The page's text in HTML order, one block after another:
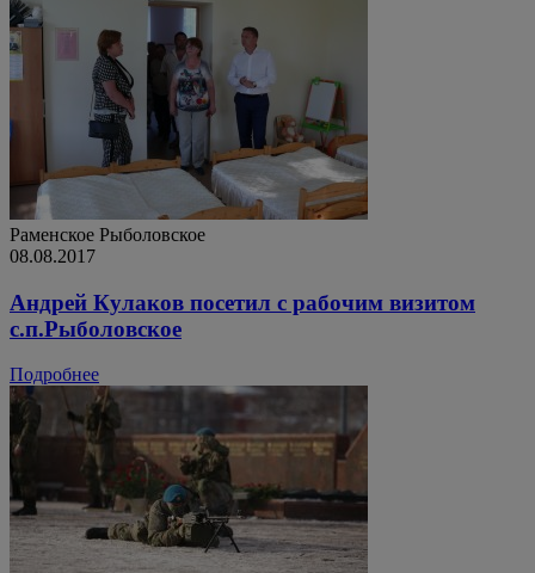
Раменское Рыболовское
08.08.2017
Андрей Кулаков посетил с рабочим визитом
с.п.Рыболовское
Подробнее